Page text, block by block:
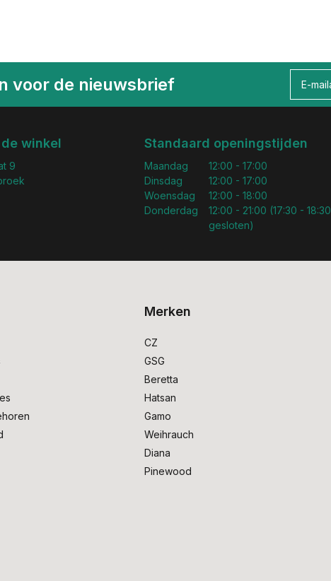
voor de nieuwsbrief
winkel
9
Standaard openingstijden
Maandag
Dinsdag
Woensdag
Donderdag
12:00 - 17:00
12:00 - 17:00
12:00 - 18:00
12:00 - 21:00 (17:30 - 18:30
gesloten)
Merken
CZ
GSG
Beretta
Hatsan
Gamo
Weihrauch
Diana
Pinewood